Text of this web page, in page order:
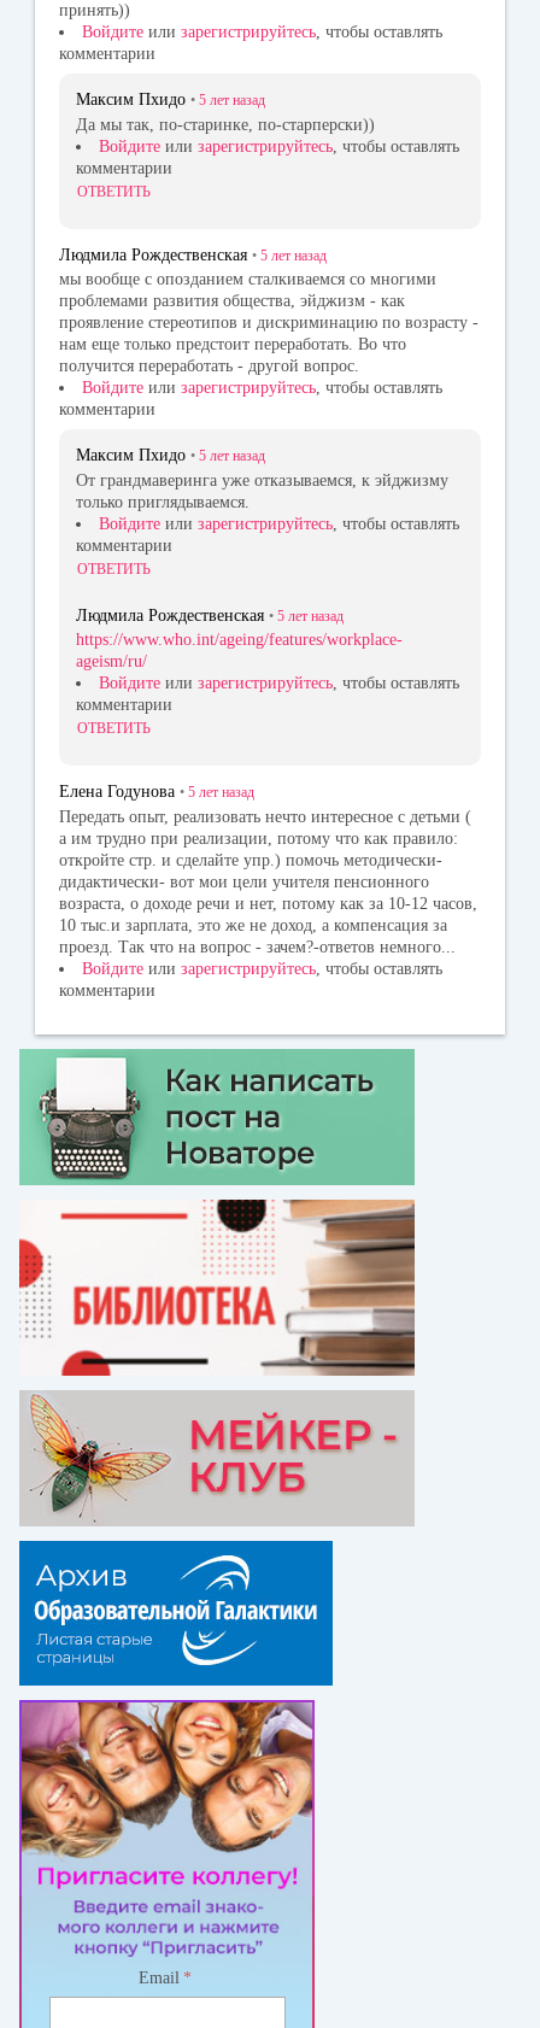
принять))
Войдите или зарегистрируйтесь, чтобы оставлять
комментарии
Максим Пхидо • 5 лет назад
Да мы так, по-старинке, по-старперски))
Войдите или зарегистрируйтесь , чтобы оставлять
комментарии
ОТВЕТИТЬ
Людмила Рождественская • 5 лет назад
мы вообще с опозданием сталкиваемся со многими
проблемами развития общества, эйджизм - как
проявление стереотипов и дискриминацию по возрасту -
нам еще только предстоит переработать. Во что
получится переработать - другой вопрос.
Войдите или зарегистрируйтесь, чтобы оставлять
комментарии
Максим Пхидо • 5 лет назад
От грандмаверинга уже отказываемся, к эйджизму
только приглядываемся.
Войдите или зарегистрируйтесь , чтобы оставлять
комментарии
ОТВЕТИТЬ
Людмила Рождественская • 5 лет назад
https://www.who.int/ageing/features/workplace-
ageism/ru/
Войдите или зарегистрируйтесь, чтобы оставлять
комментарии
ОТВЕТИТЬ
Елена Годунова • 5 лет назад
Передать опыт, реализовать нечто интересное с детьми (
а им трудно при реализации, потому что как правило:
откройте стр. и сделайте упр.) помочь методически-
дидактически- вот мои цели учителя пенсионного
возраста, о доходе речи и нет, потому как за 10-12 часов,
10 тыс.и зарплата, это же не доход, а компенсация за
проезд. Так что на вопрос - зачем?-ответов немного...
Войдите или зарегистрируйтесь , чтобы оставлять
комментарии
Email *